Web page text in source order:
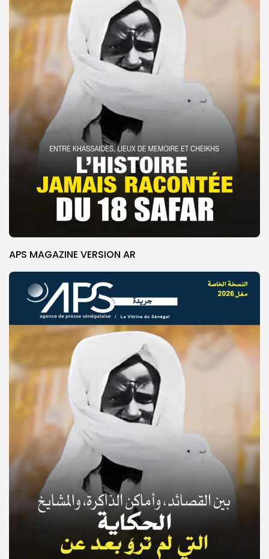
© Copyright 2025, APS
APS MAGAZINE VERSION AR